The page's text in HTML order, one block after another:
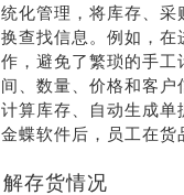
化管理，将库存、
查找信息。例如，
，避免了繁琐的手
、数量、价格和客
算库存、自动生成
蝶软件后，员工在货
解存货情况